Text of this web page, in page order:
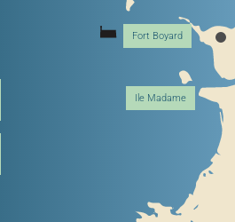
Ile Madame
Fort Boyard